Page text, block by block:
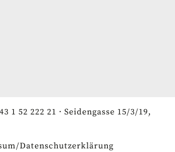
1 52 222 21 · Seidengasse 15/3/19,
Datenschutzerklärung